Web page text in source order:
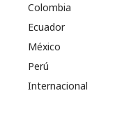
Colombia
Ecuador
México
Perú
Internacional